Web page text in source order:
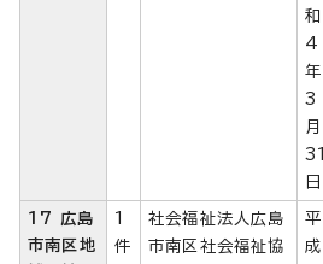
和
4
年
3
月
31
日
17 広島
市南区地
1
件
社会福祉法人広島
市南区社会福祉協
平
成